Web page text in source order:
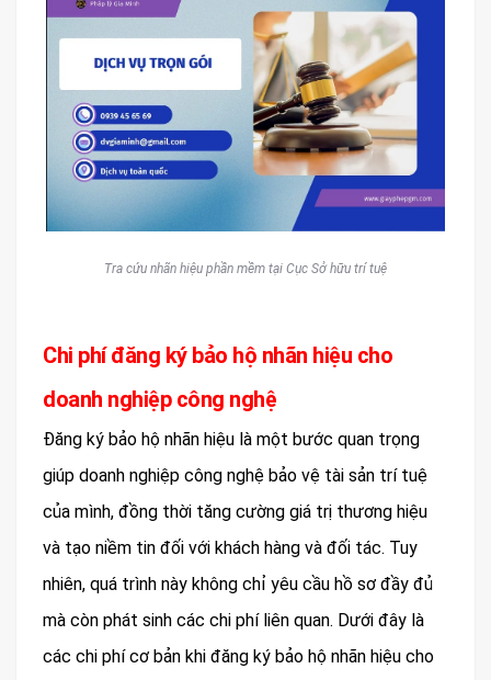
Tra cứu nhãn hiệu phần mềm tại Cục Sở hữu trí tuệ
Chi phí đăng ký bảo hộ nhãn hiệu cho
doanh nghiệp công nghệ
Đăng ký bảo hộ nhãn hiệu là một bước quan trọng
giúp doanh nghiệp công nghệ bảo vệ tài sản trí tuệ
của mình, đồng thời tăng cường giá trị thương hiệu
và tạo niềm tin đối với khách hàng và đối tác. Tuy
nhiên, quá trình này không chỉ yêu cầu hồ sơ đầy đủ
mà còn phát sinh các chi phí liên quan. Dưới đây là
các chi phí cơ bản khi đăng ký bảo hộ nhãn hiệu cho